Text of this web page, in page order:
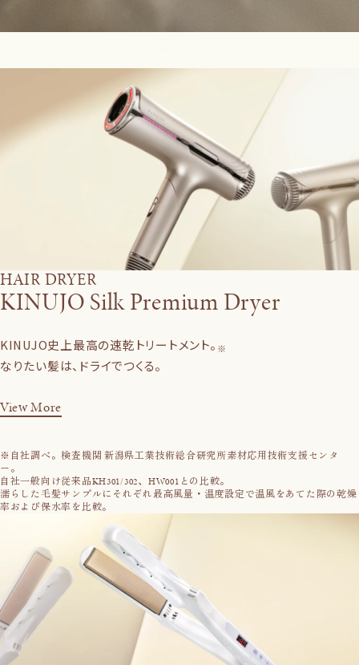
HAIR DRYER
KINUJO Silk Premium Dryer
KINUJO史上最高の速乾トリートメント。 ※
なりたい髪は、ドライでつくる。
View More
※自社調べ。検査機関 新潟県工業技術総合研究所素材応用技術支援センタ
ー。
自社一般向け従来品KH301/302、HW001との比較。
濡らした毛髪サンプルにそれぞれ最高風量・温度設定で温風をあてた際の乾燥
率および保水率を比較。